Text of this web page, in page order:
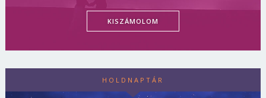
KISZÁMOLOM
HOLDNAPTÁR